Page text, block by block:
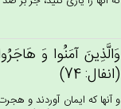
وَالَّذِين‌َ آمَنُوا وَ
(انفال: 74)
و آنها كه ايمان آوردند و